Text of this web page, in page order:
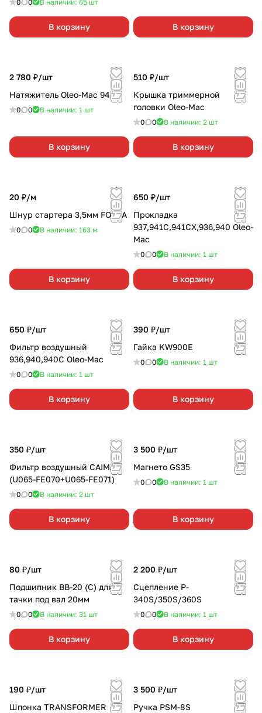
0 0 В наличии: 65 шт
В корзину В корзину
2 780 ₽/шт
Натяжитель Oleo-Mac 941
0 0 В наличии: 1 шт
В корзину
510 ₽/шт
Крышка триммерной
головки Oleo-Mac
0 0 В наличии: 2 шт
В корзину
20 ₽/м
Шнур стартера 3,5мм FORZA
0 0 В наличии: 163 м
В корзину
650 ₽/шт
Прокладка
937,941С,941СХ,936,940 Oleo-
Mac
0 0 В наличии: 1 шт
В корзину
650 ₽/шт
Фильтр воздушный
936,940,940С Oleo-Mac
0 0 В наличии: 1 шт
В корзину
390 ₽/шт
Гайка KW900E
0 0 В наличии: 1 шт
В корзину
350 ₽/шт
Фильтр воздушный CAIMAN
(U065-FE070+U065-FE071)
0 0 В наличии: 2 шт
В корзину
3 500 ₽/шт
Магнето GS35
0 0 В наличии: 1 шт
В корзину
80 ₽/шт
Подшипник ВВ-20 (С) для
тачки под вал 20мм
0 0 В наличии: 31 шт
В корзину
2 200 ₽/шт
Сцепление P-
340S/350S/360S
0 0 В наличии: 1 шт
В корзину
190 ₽/шт
Шпонка TRANSFORMER
3 500 ₽/шт
Ручка PSM-8S